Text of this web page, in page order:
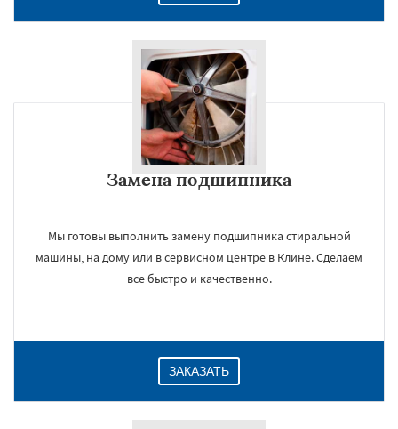
Замена подшипника
Мы готовы выполнить замену подшипника стиральной
машины, на дому или в сервисном центре в Клине. Сделаем
все быстро и качественно.
ЗАКАЗАТЬ